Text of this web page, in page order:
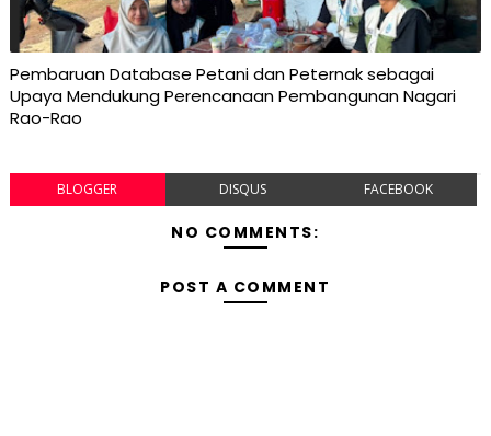
Pembaruan Database Petani dan Peternak sebagai
Upaya Mendukung Perencanaan Pembangunan Nagari
Rao-Rao
BLOGGER DISQUS FACEBOOK
NO COMMENTS:
POST A COMMENT